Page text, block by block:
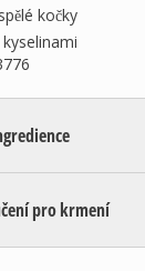
kočky
pro krmení